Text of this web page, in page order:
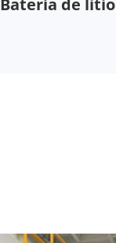
Batería de litio